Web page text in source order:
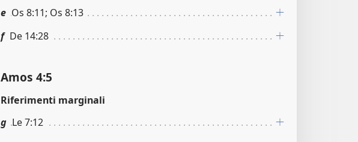
e Os 8:11; Os 8:13
f De 14:28
Amos 4:5
Riferimenti marginali
g Le 7:12